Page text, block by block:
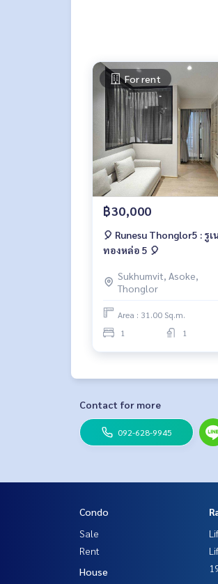
* รพ.สมิติเวช สุขุมวิท
* Ekamai International
🥰 Contact
Line : @therealproperty
Wechat : TheRealP
WhatsApp :+66 82 269
Tel092-628-9945Baimint
Call
082-269-6289 Mo for
For rent
฿30,000
🎈 Runesu Thonglor5 : รูเ
ทองหล่อ 5 🎈
Sukhumvit, Asoke,
Thonglor
Area : 31.00 Sq.m.
1
1
Contact for more
092-628-9945
Condo
Sale
Rent
House